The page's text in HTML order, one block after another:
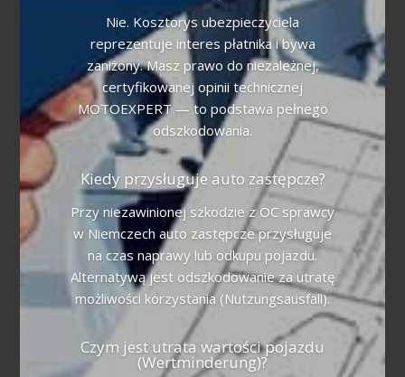
Nie. Kosztorys ubezpieczyciela
reprezentuje interes płatnika i bywa
zaniżony. Masz prawo do niezależnej,
certyfikowanej opinii technicznej
MOTOEXPERT — to podstawa pełnego
odszkodowania.
Kiedy przysługuje auto zastępcze?
Przy niezawinionej szkodzie z OC sprawcy
w Niemczech auto zastępcze przysługuje
na czas naprawy lub odkupu pojazdu.
Alternatywą jest odszkodowanie za utratę
możliwości korzystania (Nutzungsausfall).
Czym jest utrata wartości pojazdu
(Wertminderung)?